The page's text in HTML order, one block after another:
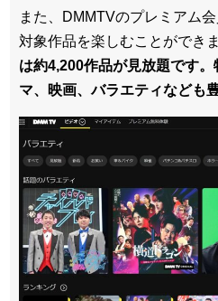
また、DMMTVのプレミアム
対象作品を楽しむことができま
は約4,200作品が見放題です
マ、映画、バラエティなども